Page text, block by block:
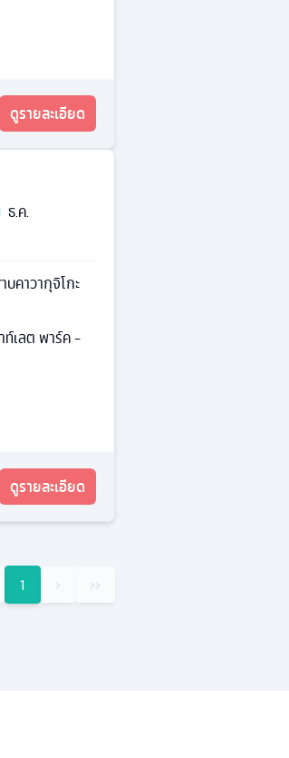
ดูรายละเอียด
ธ.ค.
บคาวากุจิโกะ
ท์เลต พาร์ค -
ดูรายละเอียด
1 › ››